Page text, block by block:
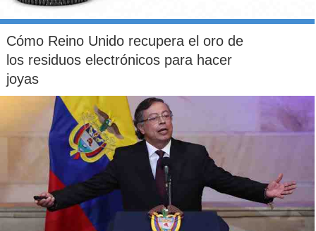
escritor: "Ya tengo listo mi
Miguel Farías, en tanto, comenta que junto al Teatro
Municipal "hay muchas ganas de hacerla nuevamente y
de llevarla a regiones", gestiones que todavía están
desarrollo. Sin embargo, cuenta que teatros de
se han comunicado con él para expresar su interés
en la obra, y
lo han invitado a componer nuevas óperas
para futuras coproducciones internacionales.
Cómo Reino Unido recupera el oro de
los residuos electrónicos para hacer
joyas